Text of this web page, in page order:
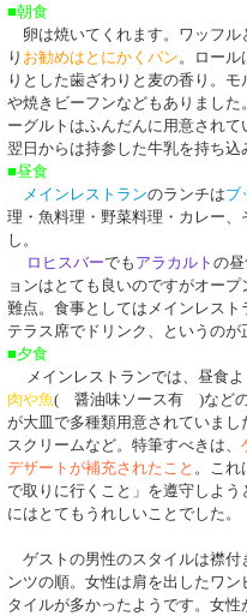
■朝食
卵は焼いてくれます。ワッフル
り お勧めはとにかくパン 。ロール
りとした歯ざわりと麦の香り。
や焼きビーフンなどもありまし
ーグルトはふんだんに用意され
翌日からは持参した牛乳を持ち込
■昼食
メインレストランのランチはブ
理・魚料理・野菜料理・カレー
し。
ロヒスバーでも アラカルト の
ョンはとても良いのですがオー
難点。食事としてはメインレス
テラス席でドリンク、というのが
■夕食
メインレストランでは、昼食よ
肉や魚( 醤油味ソース有 )など
が大皿で多種類用意されていま
スクリームなど。特筆すべきは、
デザートが補充されたこと 。これ
で取りに行くこと」を遵守しよ
にはとてもうれしいことでした。
ゲストの男性のスタイルは襟付
ンツの順。女性は肩を出したワ
タイルが多かったようです。女